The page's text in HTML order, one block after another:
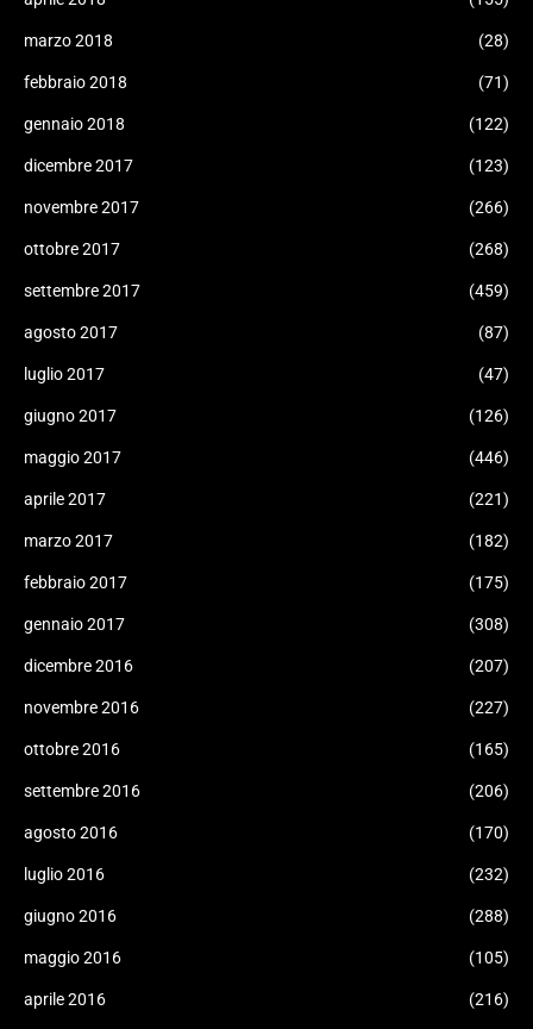
marzo 2018 (28)
febbraio 2018 (71)
gennaio 2018 (122)
dicembre 2017 (123)
novembre 2017 (266)
ottobre 2017 (268)
settembre 2017 (459)
agosto 2017 (87)
luglio 2017 (47)
giugno 2017 (126)
maggio 2017 (446)
aprile 2017 (221)
marzo 2017 (182)
febbraio 2017 (175)
gennaio 2017 (308)
dicembre 2016 (207)
novembre 2016 (227)
ottobre 2016 (165)
settembre 2016 (206)
agosto 2016 (170)
luglio 2016 (232)
giugno 2016 (288)
maggio 2016 (105)
aprile 2016 (216)